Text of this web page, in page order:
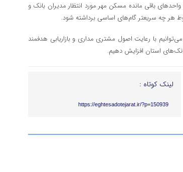
باقی مانده مسکن مهر مورد انتظار مدیران بانک و
هر چه سریعتر گام‌های اساسی برداشته شود.
با رعایت اصول مشتری مداری و بازاریابی هدفمند
استان افزایش دهیم.
لینک کوتاه :
https://eghtesadotejarat.ir/?p=150939